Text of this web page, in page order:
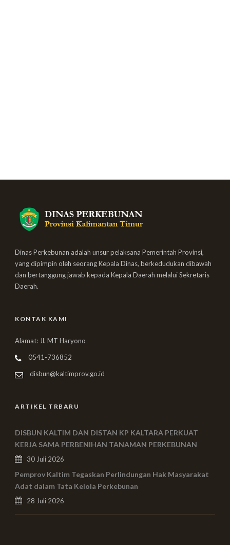
Dinas Perkebunan adalah unsur pelaksana Pemerintah Provinsi,
yang dipimpin oleh seorang Kepala Dinas, berkedudukan dibawah
dan bertanggung jawab kepada Kepala Daerah melalui Sekretaris
Daerah.
KONTAK KAMI
Alamat: Jl. MT Haryono
0541-736852
disbun@kaltimprov.go.id
ARTIKEL TRBARU
DISBUN KALTIM DAN DISTAN KP KALTARA PERKUAT
KERJA SAMA PERBENIHAN TANAMAN PERKEBUNAN
30 Juli 2026
Pemprov Kaltim Tegaskan Perlindungan Hak Masyarakat
Adat dalam Tata Kelola Perkebunan
28 Juli 2026